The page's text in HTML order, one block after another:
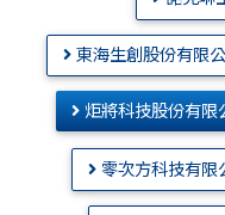
東海生創股份有限
炬將科技股份有限
零次方科技有限